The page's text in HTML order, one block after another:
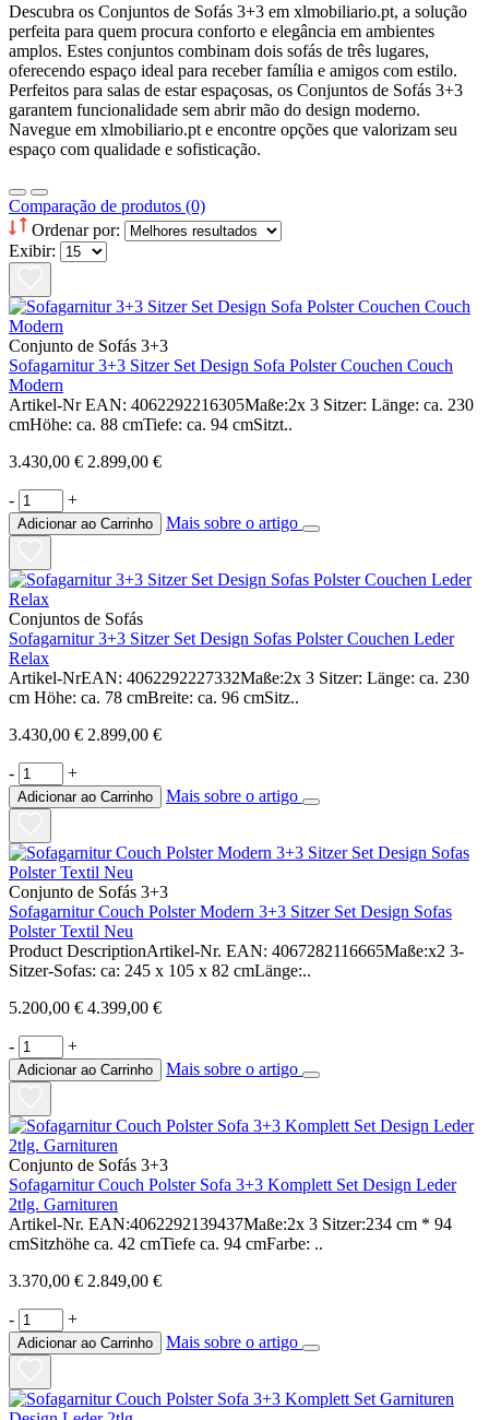
Descubra os Conjuntos de Sofás 3+3 em xlmobiliario.pt, a solução
perfeita para quem procura conforto e elegância em ambientes
amplos. Estes conjuntos combinam dois sofás de três lugares,
oferecendo espaço ideal para receber família e amigos com estilo.
Perfeitos para salas de estar espaçosas, os Conjuntos de Sofás 3+3
garantem funcionalidade sem abrir mão do design moderno.
Navegue em xlmobiliario.pt e encontre opções que valorizam seu
espaço com qualidade e sofisticação.
Comparação de produtos (0)
Ordenar por:
Exibir:
Conjunto de Sofás 3+3
Sofagarnitur 3+3 Sitzer Set Design Sofa Polster Couchen Couch
Modern
Artikel-Nr EAN: 4062292216305Maße:2x 3 Sitzer: Länge: ca. 230
cmHöhe: ca. 88 cmTiefe: ca. 94 cmSitzt..
3.430,00 € 2.899,00 €
- +
Adicionar ao Carrinho Mais sobre o artigo
Conjuntos de Sofás
Sofagarnitur 3+3 Sitzer Set Design Sofas Polster Couchen Leder
Relax
Artikel-NrEAN: 4062292227332Maße:2x 3 Sitzer: Länge: ca. 230
cm Höhe: ca. 78 cmBreite: ca. 96 cmSitz..
3.430,00 € 2.899,00 €
- +
Adicionar ao Carrinho Mais sobre o artigo
Conjunto de Sofás 3+3
Sofagarnitur Couch Polster Modern 3+3 Sitzer Set Design Sofas
Polster Textil Neu
Product DescriptionArtikel-Nr. EAN: 4067282116665Maße:x2 3-
Sitzer-Sofas: ca: 245 x 105 x 82 cmLänge:..
5.200,00 € 4.399,00 €
- +
Adicionar ao Carrinho Mais sobre o artigo
Conjunto de Sofás 3+3
Sofagarnitur Couch Polster Sofa 3+3 Komplett Set Design Leder
2tlg. Garnituren
Artikel-Nr. EAN:4062292139437Maße:2x 3 Sitzer:234 cm * 94
cmSitzhöhe ca. 42 cmTiefe ca. 94 cmFarbe: ..
3.370,00 € 2.849,00 €
- +
Adicionar ao Carrinho Mais sobre o artigo